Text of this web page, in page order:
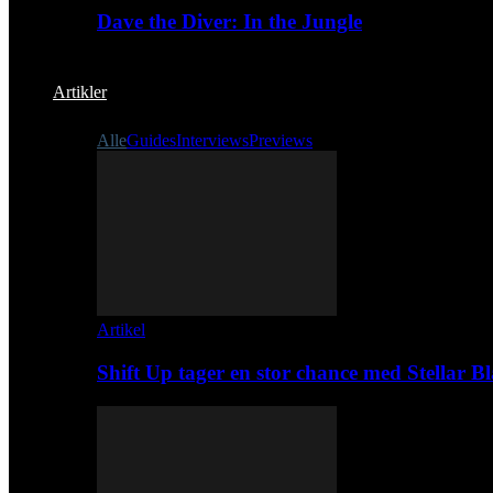
Dave the Diver: In the Jungle
Artikler
AlleGuidesInterviewsPreviews
Artikel
Shift Up tager en stor chance med Stellar